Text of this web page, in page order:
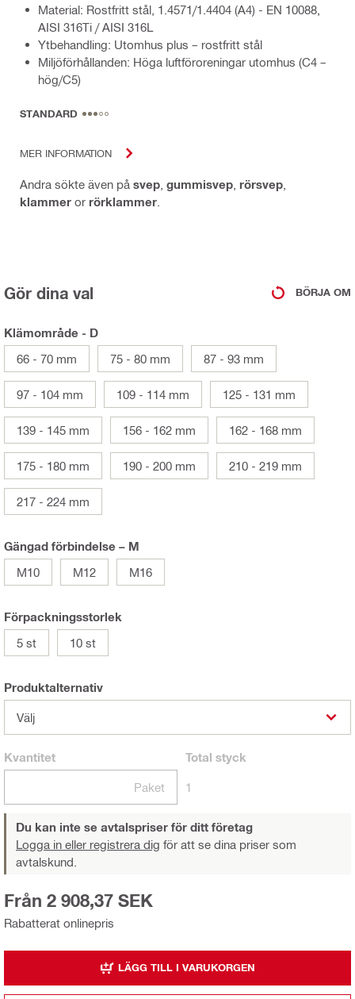
Material: Rostfritt stål, 1.4571/1.4404 (A4) - EN 10088,
AISI 316Ti / AISI 316L
Ytbehandling: Utomhus plus – rostfritt stål
Miljöförhållanden: Höga luftföroreningar utomhus (C4 –
hög/C5)
STANDARD
MER INFORMATION
Andra sökte även på svep gummisvep rörsvep
klammer or rörklammer
Gör dina val BÖRJA OM
Klämområde - D
66 - 70 mm
75 - 80 mm 87 - 93 mm
97 - 104 mm 109 - 114 mm 125 - 131 mm
139 - 145 mm 156 - 162 mm 162 - 168 mm
175 - 180 mm 190 - 200 mm 210 - 219 mm
217 - 224 mm
Gängad förbindelse – M
M10
M12 M16
Förpackningsstorlek
5 st
10 st
Produktalternativ
Välj
Kvantitet
Paket
Total styck
1
Du kan inte se avtalspriser för ditt företag
Logga in eller registrera dig för att se dina priser som
avtalskund.
Rabatterat onlinepris
Från 2 908,37 SEK
LÄGG TILL I VARUKORGEN